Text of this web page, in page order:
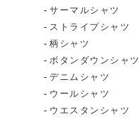
サーマルシャツ
ストライプシャツ
柄シャツ
ボタンダウンシャツ
デニムシャツ
ウールシャツ
ウエスタンシャツ